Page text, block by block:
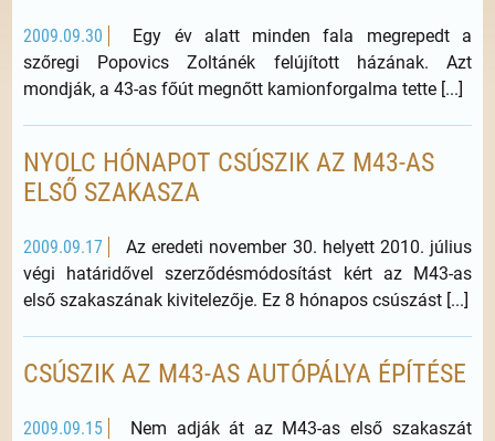
2009.09.30
Egy év alatt minden fala megrepedt a
szőregi Popovics Zoltánék felújított házának. Azt
mondják, a 43-as főút megnőtt kamionforgalma tette [...]
NYOLC HÓNAPOT CSÚSZIK AZ M43-AS
ELSŐ SZAKASZA
2009.09.17
Az eredeti november 30. helyett 2010. július
végi határidővel szerződésmódosítást kért az M43-as
első szakaszának kivitelezője. Ez 8 hónapos csúszást [...]
CSÚSZIK AZ M43-AS AUTÓPÁLYA ÉPÍTÉSE
2009.09.15
Nem adják át az M43-as első szakaszát